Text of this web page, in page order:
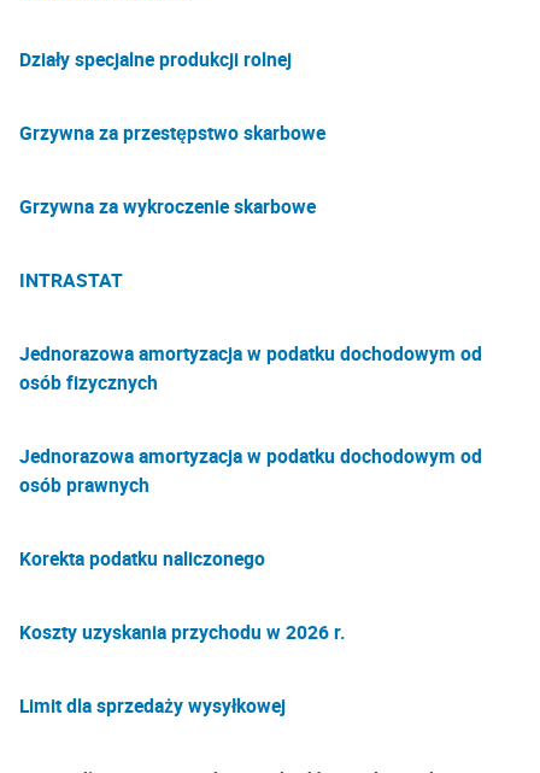
Działy specjalne produkcji rolnej
Grzywna za przestępstwo skarbowe
Grzywna za wykroczenie skarbowe
INTRASTAT
Jednorazowa amortyzacja w podatku dochodowym od
osób fizycznych
Jednorazowa amortyzacja w podatku dochodowym od
osób prawnych
Korekta podatku naliczonego
Koszty uzyskania przychodu w 2026 r.
Limit dla sprzedaży wysyłkowej